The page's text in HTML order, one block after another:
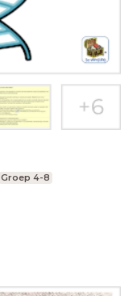
Groep 4-8